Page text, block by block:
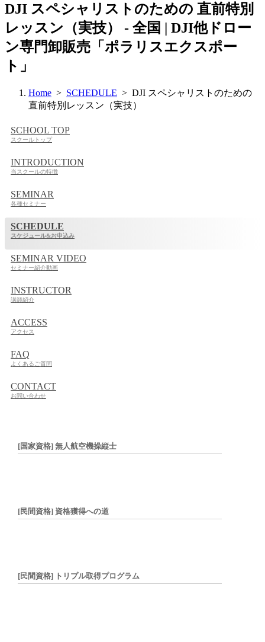
DJI スペシャリストのための 直前特別
レッスン（実技） - 全国 | DJI他ドロー
ン専門卸販売「ポラリスエクスポー
ト」
Home > SCHEDULE > DJI スペシャリストのための
直前特別レッスン（実技）
SCHOOL TOP
スクールトップ
INTRODUCTION
当スクールの特徴
SEMINAR
各種セミナー
SCHEDULE
スケジュール&お申込み
SEMINAR VIDEO
セミナー紹介動画
INSTRUCTOR
講師紹介
ACCESS
アクセス
FAQ
よくあるご質問
CONTACT
お問い合わせ
[国家資格] 無人航空機操縦士
[民間資格] 資格獲得への道
[民間資格] トリプル取得プログラム